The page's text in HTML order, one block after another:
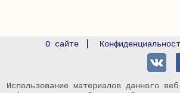
О сайте
Использование материалов данного